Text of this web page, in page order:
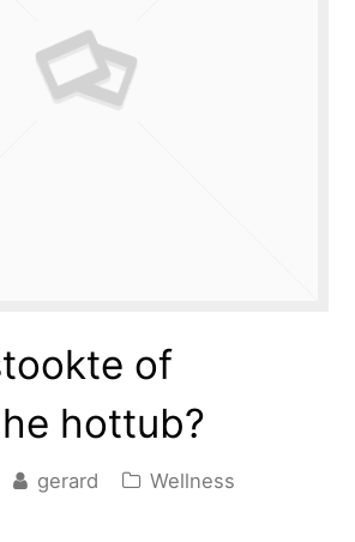
of
hottub?
gerard Wellness